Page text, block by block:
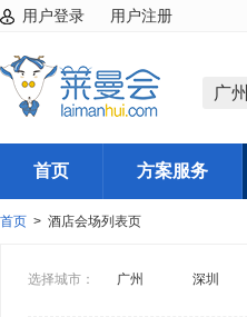
用户登录 用户注册
广州
首页 方案服务
首页 > 酒店会场列表页
选择城市： 广州 深圳